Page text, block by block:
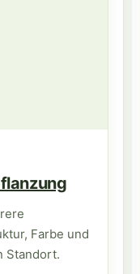
Farbe und
Standort.